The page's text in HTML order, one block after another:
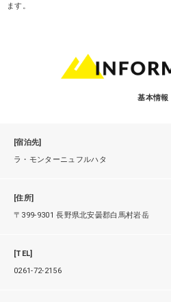
ます。
基本情報
[宿泊先]
ラ・モンターニュフルハタ
[住所]
〒399-9301 長野県北安曇郡白馬村岩岳
[TEL]
0261-72-2156